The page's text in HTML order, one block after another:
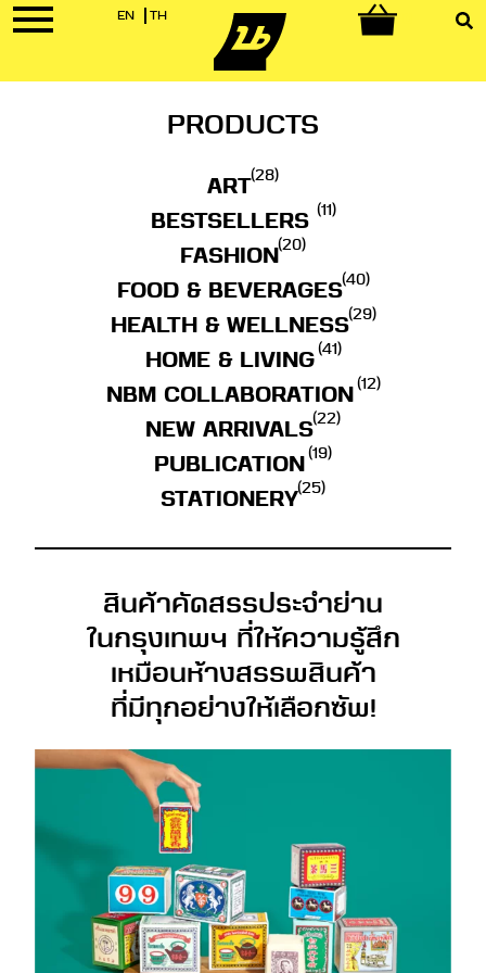
EN TH
PRODUCTS
ART(28)
BESTSELLERS (11)
FASHION(20)
FOOD & BEVERAGES(40)
HEALTH & WELLNESS(29)
HOME & LIVING(41)
NBM COLLABORATION(12)
NEW ARRIVALS(22)
PUBLICATION(19)
STATIONERY(25)
สินค้าคัดสรรประจำย่าน
ในกรุงเทพฯ ที่ให้ความรู้สึก
เหมือนห้างสรรพสินค้า
ที่มีทุกอย่างให้เลือกซัพ!